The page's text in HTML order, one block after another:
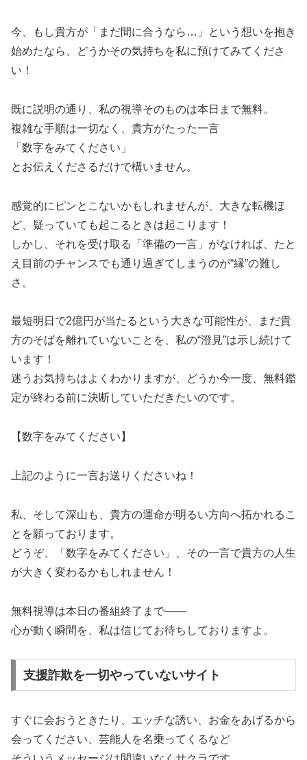
今、もし貴方が「まだ間に合うなら…」という想いを抱き
始めたなら、どうかその気持ちを私に預けてみてくださ
い！
既に説明の通り、私の視導そのものは本日まで無料。
複雑な手順は一切なく、貴方がたった一言
「数字をみてください」
とお伝えくださるだけで構いません。
感覚的にピンとこないかもしれませんが、大きな転機ほ
ど、疑っていても起こるときは起こります！
しかし、それを受け取る「準備の一言」がなければ、たと
え目前のチャンスでも通り過ぎてしまうのが“縁”の難し
さ。
最短明日で2億円が当たるという大きな可能性が、まだ貴
方のそばを離れていないことを、私の“澄見”は示し続けて
います！
迷うお気持ちはよくわかりますが、どうか今一度、無料鑑
定が終わる前に決断していただきたいのです。
【数字をみてください】
上記のように一言お送りくださいね！
私、そして深山も、貴方の運命が明るい方向へ拓かれるこ
とを願っております。
どうぞ、「数字をみてください」、その一言で貴方の人生
が大きく変わるかもしれません！
無料視導は本日の番組終了まで――
心が動く瞬間を、私は信じてお待ちしておりますよ。
支援詐欺を一切やっていないサイト
すぐに会おうときたり、エッチな誘い、お金をあげるから
会ってください、芸能人を名乗ってくるなど